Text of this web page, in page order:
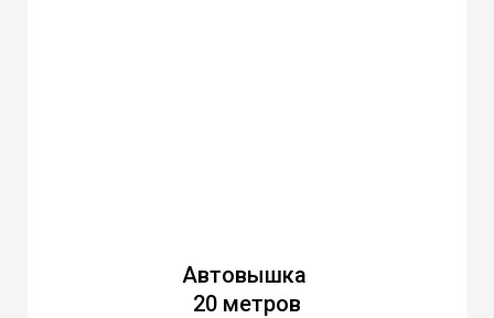
Автовышка
20 метров